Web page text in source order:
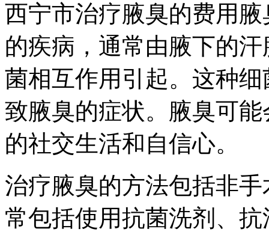
西宁市治疗腋臭的费用
的疾病，通常由腋下的
菌相互作用引起。这种
致腋臭的症状。腋臭可
的社交生活和自信心。
治疗腋臭的方法包括非
常包括使用抗菌洗剂、